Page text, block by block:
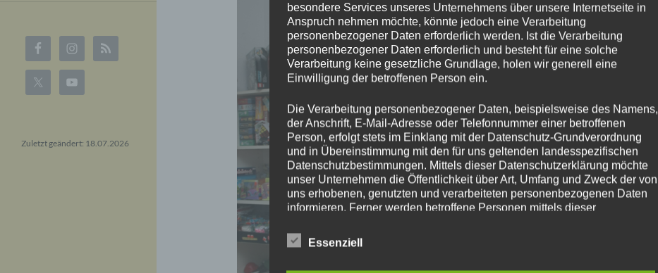
Zuletzt geändert: 18.07.2026
besondere Services unseres Unternehmens über unsere Internetseite in
Anspruch nehmen möchte, könnte jedoch eine Verarbeitung
personenbezogener Daten erforderlich werden. Ist die Verarbeitung
personenbezogener Daten erforderlich und besteht für eine solche
Verarbeitung keine gesetzliche Grundlage, holen wir generell eine
Einwilligung der betroffenen Person ein.
Die Verarbeitung personenbezogener Daten, beispielsweise des Namens,
der Anschrift, E-Mail-Adresse oder Telefonnummer einer betroffenen
Person, erfolgt stets im Einklang mit der Datenschutz-Grundverordnung
und in Übereinstimmung mit den für uns geltenden landesspezifischen
Datenschutzbestimmungen. Mittels dieser Datenschutzerklärung möchte
unser Unternehmen die Öffentlichkeit über Art, Umfang und Zweck der von
uns erhobenen, genutzten und verarbeiteten personenbezogenen Daten
informieren. Ferner werden betroffene Personen mittels dieser
Essenziell